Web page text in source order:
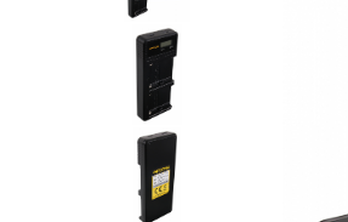
Camere video
Telefoane mobile
Boxe portabile